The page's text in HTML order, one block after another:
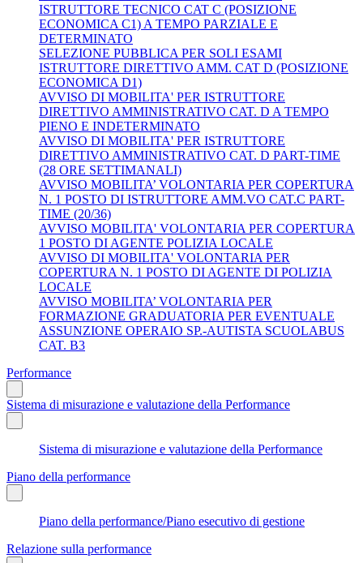
ISTRUTTORE TECNICO CAT C (POSIZIONE
ECONOMICA C1) A TEMPO PARZIALE E
DETERMINATO
SELEZIONE PUBBLICA PER SOLI ESAMI
ISTRUTTORE DIRETTIVO AMM. CAT D (POSIZIONE
ECONOMICA D1)
AVVISO DI MOBILITA' PER ISTRUTTORE
DIRETTIVO AMMINISTRATIVO CAT. D A TEMPO
PIENO E INDETERMINATO
AVVISO DI MOBILITA' PER ISTRUTTORE
DIRETTIVO AMMINISTRATIVO CAT. D PART-TIME
(28 ORE SETTIMANALI)
AVVISO MOBILITA’ VOLONTARIA PER COPERTURA
N. 1 POSTO DI ISTRUTTORE AMM.VO CAT.C PART-
TIME (20/36)
AVVISO MOBILITA' VOLONTARIA PER COPERTURA
1 POSTO DI AGENTE POLIZIA LOCALE
AVVISO DI MOBILITA' VOLONTARIA PER
COPERTURA N. 1 POSTO DI AGENTE DI POLIZIA
LOCALE
AVVISO MOBILITA’ VOLONTARIA PER
FORMAZIONE GRADUATORIA PER EVENTUALE
ASSUNZIONE OPERAIO SP.-AUTISTA SCUOLABUS
CAT. B3
Performance
Sistema di misurazione e valutazione della Performance
Sistema di misurazione e valutazione della Performance
Piano della performance
Piano della performance/Piano esecutivo di gestione
Relazione sulla performance